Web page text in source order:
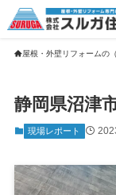
屋根・外壁リフォームの
静岡県沼津
現場レポート